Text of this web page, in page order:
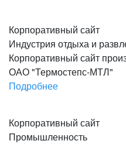
Корпоративный сайт
Индустрия отдыха и
Корпоративный сайт
ОАО "Термостепс-МТЛ"
Подробнее
Корпоративный сайт
Промышленность